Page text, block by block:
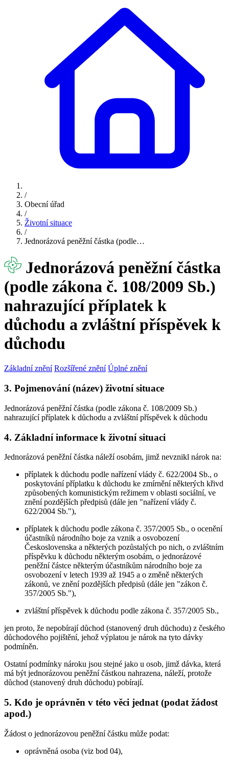
/
Obecní úřad
/
Životní situace
/
Jednorázová peněžní částka (podle…
Jednorázová peněžní částka
(podle zákona č. 108/2009 Sb.)
nahrazující příplatek k
důchodu a zvláštní příspěvek k
důchodu
Základní znění Rozšířené znění Úplné znění
3. Pojmenování (název) životní situace
Jednorázová peněžní částka (podle zákona č. 108/2009 Sb.)
nahrazující příplatek k důchodu a zvláštní příspěvek k důchodu
4. Základní informace k životní situaci
Jednorázová peněžní částka náleží osobám, jimž nevznikl nárok na:
příplatek k důchodu podle nařízení vlády č. 622/2004 Sb., o
poskytování příplatku k důchodu ke zmírnění některých křivd
způsobených komunistickým režimem v oblasti sociální, ve
znění pozdějších předpisů (dále jen "nařízení vlády č.
622/2004 Sb."),
příplatek k důchodu podle zákona č. 357/2005 Sb., o ocenění
účastníků národního boje za vznik a osvobození
Československa a některých pozůstalých po nich, o zvláštním
příspěvku k důchodu některým osobám, o jednorázové
peněžní částce některým účastníkům národního boje za
osvobození v letech 1939 až 1945 a o změně některých
zákonů, ve znění pozdějších předpisů (dále jen "zákon č.
357/2005 Sb."),
zvláštní příspěvek k důchodu podle zákona č. 357/2005 Sb.,
jen proto, že nepobírají důchod (stanovený druh důchodu) z českého
důchodového pojištění, jehož výplatou je nárok na tyto dávky
podmíněn.
Ostatní podmínky nároku jsou stejné jako u osob, jimž dávka, která
má být jednorázovou peněžní částkou nahrazena, náleží, protože
důchod (stanovený druh důchodu) pobírají.
5. Kdo je oprávněn v této věci jednat (podat žádost
apod.)
Žádost o jednorázovou peněžní částku může podat:
oprávněná osoba (viz bod 04),